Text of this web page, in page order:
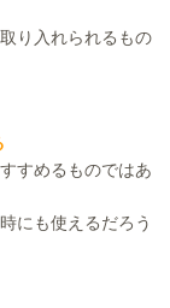
り入れられるもの
すめるものではあ
にも使えるだろう